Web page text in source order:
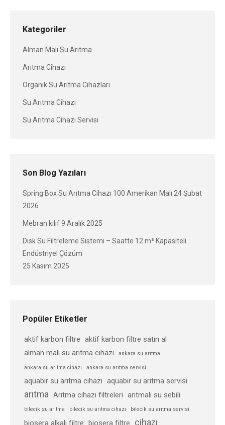
Kategoriler
Alman Malı Su Arıtma
Arıtma Cihazı
Organik Su Arıtma Cihazları
Su Arıtma Cihazı
Su Arıtma Cihazı Servisi
Son Blog Yazıları
Spring Box Su Arıtma Cihazı 100 Amerikan Malı 24 Şubat
2026
Mebran kılıf9 Aralık 2025
Disk Su Filtreleme Sistemi – Saatte 12 m³ Kapasiteli
Endüstriyel Çözüm
25 Kasım 2025
Popüler Etiketler
aktif karbon filtre aktif karbon filtre satın al
alman malı su arıtma cihazı
ankara su arıtma
ankara su arıtma cihazı ankara su arıtma servisi
aquabir su arıtma cihazı aquabir su arıtma servisi
arıtma Arıtma cihazı filtreleri arıtmalı su sebili
bilecik su arıtma bilecik su arıtma cihazı bilecik su arıtma servisi
biosera alkali filtre biosera filtre cihazı